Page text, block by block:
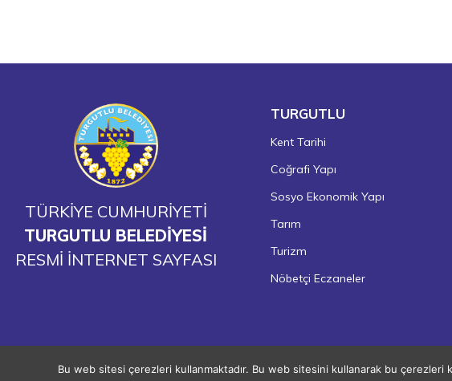
TÜRKİYE CUMHURİYETİ
TURGUTLU BELEDİYESİ
RESMİ İNTERNET SAYFASI
TURGUTLU
Kent Tarihi
Coğrafi Yapı
Sosyo Ekonomik Yapı
Tarım
Turizm
Nöbetçi Eczaneler
Bu web sitesi çerezleri kullanmaktadır. Bu web sitesini kullanarak bu çerezleri